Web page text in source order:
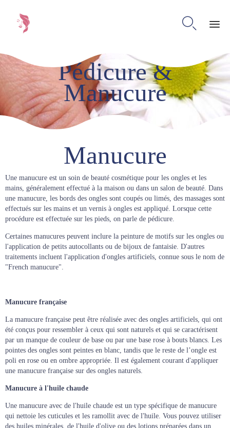

Pédicure &
Manucure
Manucure
Une manucure est un soin de beauté cosmétique pour les ongles et les
mains, généralement effectué à la maison ou dans un salon de beauté. Dans
une manucure, les bords des ongles sont coupés ou limés, des massages sont
effectués sur les mains et un vernis à ongles est appliqué. Lorsque cette
procédure est effectuée sur les pieds, on parle de pédicure.
Certaines manucures peuvent inclure la peinture de motifs sur les ongles ou
l'application de petits autocollants ou de bijoux de fantaisie. D'autres
traitements incluent l'application d'ongles artificiels, connue sous le nom de
"French manucure".
Manucure française
La manucure française peut être réalisée avec des ongles artificiels, qui ont
été conçus pour ressembler à ceux qui sont naturels et qui se caractérisent
par un manque de couleur de base ou par une base rose à bouts blancs. Les
pointes des ongles sont peintes en blanc, tandis que le reste de l’ongle est
poli en rose ou en ombre appropriée. Il est également courant d'appliquer
une manucure française sur des ongles naturels.
Manucure à l'huile chaude
Une manucure avec de l'huile chaude est un type spécifique de manucure
qui nettoie les cuticules et les ramollit avec de l'huile. Vous pouvez utiliser
des huiles minérales, de l'huile d'olive ou des lotions préparées dans un